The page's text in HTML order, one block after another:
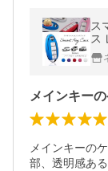
ス
ス
カ
メインキーの
部、透明感あ